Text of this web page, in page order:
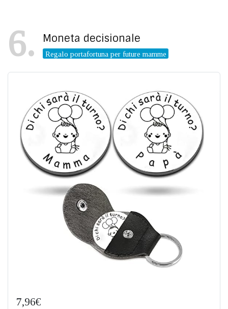
6 Moneta decisionale
Regalo portafortuna per future mamme
7,96€